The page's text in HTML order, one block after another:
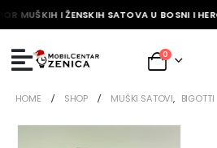
MUŠKIH I ŽENSKIH SATOVA U BOSNI I
0
HOME SHOP MUŠKI SATOVI, BIGOTTI